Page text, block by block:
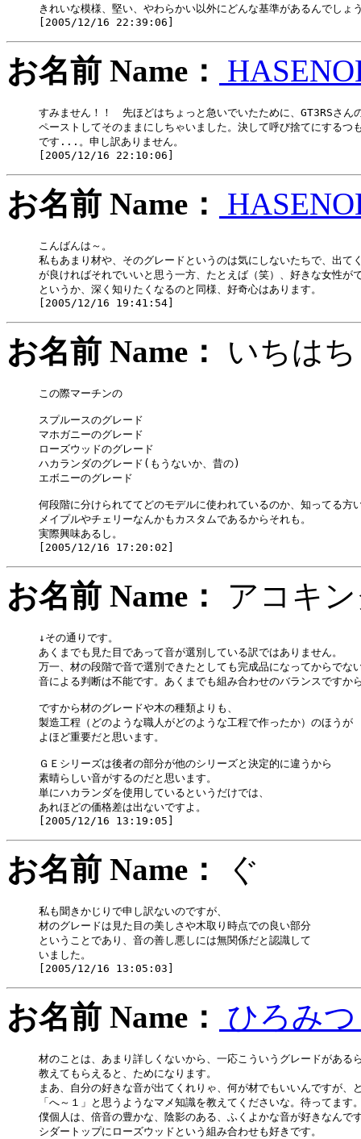
きれいな模様、堅い、やわらかい以外にどんな基準があるんでしょ
お名前 Name：
すみません！！　先ほどはちょっと急いでいたために、GT3RSさん
ペーストしてそのままにしちゃいました。決して呼び捨てにするつ
です...。申し訳ありません。
お名前 Name：
こんばんは～。
私もあまり材や、そのグレードというのは気にしないたちで、出て
が良ければそれでいいと思う一方、たとえば（笑）、好きな女性が
というか、深く知りたくなるのと同様、好奇心はあります。
お名前 Name： いち
この際マーチンの
スプルースのグレード
マホガニーのグレード
ローズウッドのグレード
ハカランダのグレード(もうないか、昔の)
エボニーのグレード
何段階に分けられててどのモデルに使われているのか、知ってる方
メイプルやチェリーなんかもカスタムであるからそれも。
実際興味あるし。
お名前 Name： アコ
↓その通りです。
あくまでも見た目であって音が選別している訳ではありません。
万一、材の段階で音で選別できたとしても完成品になってからでな
音による判断は不能です。あくまでも組み合わせのバランスですか
ですから材のグレードや木の種類よりも、
製造工程（どのような職人がどのような工程で作ったか）のほうが
よほど重要だと思います。
ＧＥシリーズは後者の部分が他のシリーズと決定的に違うから
素晴らしい音がするのだと思います。
単にハカランダを使用しているというだけでは、
あれほどの価格差は出ないですよ。
お名前 Name： ぐ
私も聞きかじりで申し訳ないのですが、
材のグレードは見た目の美しさや木取り時点での良い部分
ということであり、音の善し悪しには無関係だと認識して
いました。
お名前 Name： ひろみ
材のことは、あまり詳しくないから、一応こういうグレードがある
教えてもらえると、ためになります。
まあ、自分の好きな音が出てくれりゃ、何が材でもいいんですが、
「へ～１」と思うようなマメ知識を教えてくださいな。待ってます
僕個人は、倍音の豊かな、陰影のある、ふくよかな音が好きなんで
シダートップにローズウッドという組み合わせも好きです。